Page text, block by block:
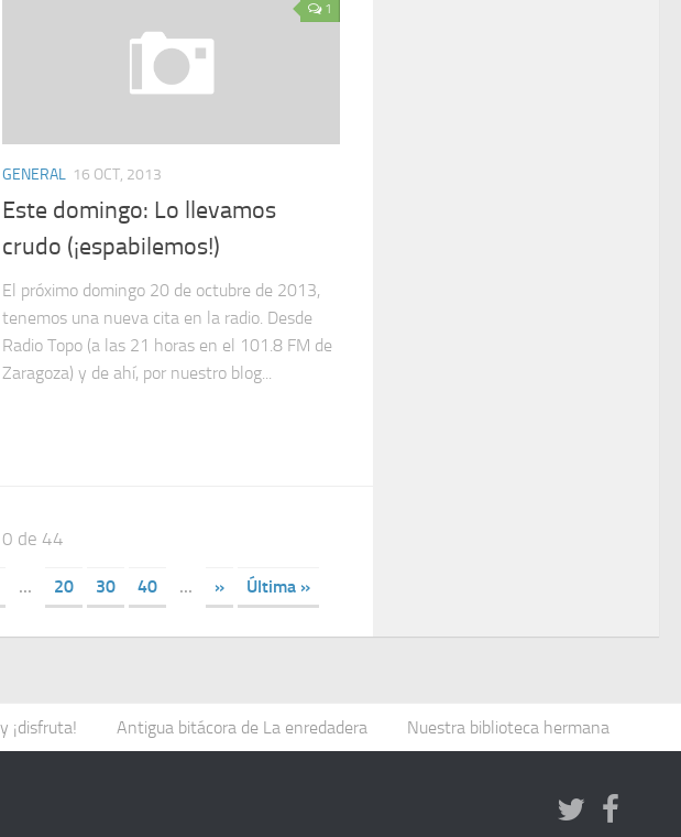
1
GENERAL 16 OCT, 2013
Este domingo: Lo llevamos
crudo (¡espabilemos!)
El próximo domingo 20 de octubre de 2013,
tenemos una nueva cita en la radio. Desde
Radio Topo (a las 21 horas en el 101.8 FM de
Zaragoza) y de ahí, por nuestro blog...
de 44
... 20 30 40 ... » Última »
¡disfruta! Antigua bitácora de La enredadera Nuestra biblioteca hermana